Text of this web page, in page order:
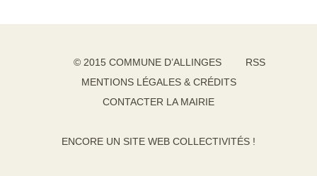
© 2015 COMMUNE D’ALLINGES
RSS
MENTIONS LÉGALES & CRÉDITS
CONTACTER LA MAIRIE
ENCORE UN SITE WEB COLLECTIVITÉS !